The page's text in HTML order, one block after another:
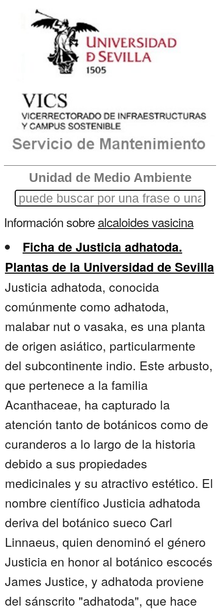
Unidad de Medio Ambiente
Información sobrealcaloides vasicina
Ficha de Justicia adhatoda.
Plantas de la Universidad de Sevilla
Justicia adhatoda, conocida
comúnmente como adhatoda,
malabar nut o vasaka, es una planta
de origen asiático, particularmente
del subcontinente indio. Este arbusto,
que pertenece a la familia
Acanthaceae, ha capturado la
atención tanto de botánicos como de
curanderos a lo largo de la historia
debido a sus propiedades
medicinales y su atractivo estético. El
nombre científico Justicia adhatoda
deriva del botánico sueco Carl
Linnaeus, quien denominó el género
Justicia en honor al botánico escocés
James Justice, y adhatoda proviene
del sánscrito "adhatoda", que hace